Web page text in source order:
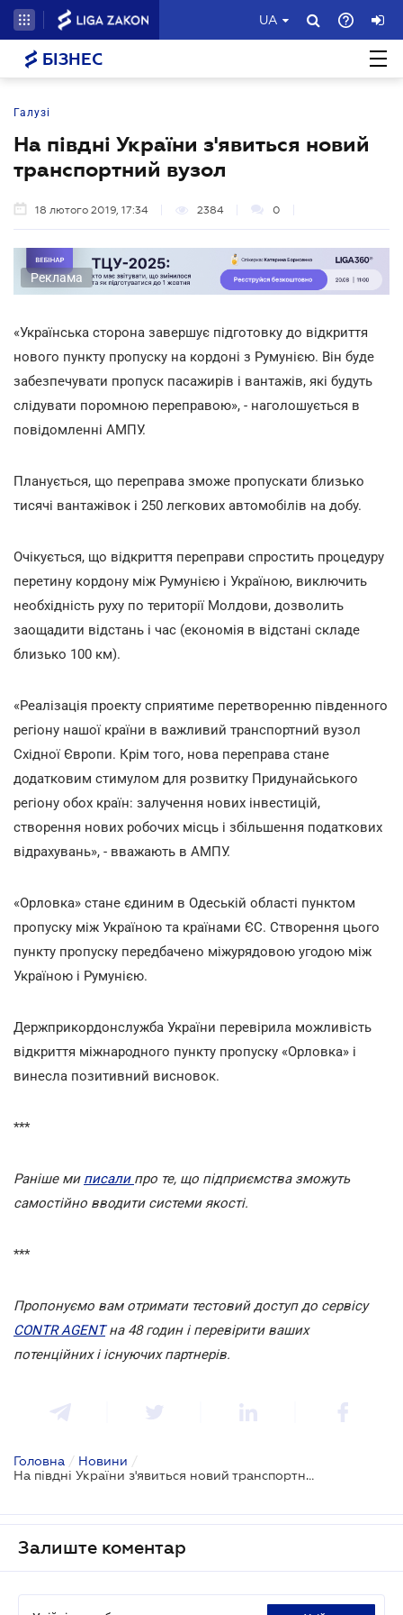
UA
БІЗНЕС
Галузі
На півдні України з'явиться новий
транспортний вузол
18 лютого 2019, 17:34 2384 0
Реклама
«Українська сторона завершує підготовку до відкриття
нового пункту пропуску на кордоні з Румунією. Він буде
забезпечувати пропуск пасажирів і вантажів, які будуть
слідувати поромною переправою», - наголошується в
повідомленні АМПУ.
Планується, що переправа зможе пропускати близько
тисячі вантажівок і 250 легкових автомобілів на добу.
Очікується, що відкриття переправи спростить процедуру
перетину кордону між Румунією і Україною, виключить
необхідність руху по території Молдови, дозволить
заощадити відстань і час (економія в відстані складе
близько 100 км).
«Реалізація проекту сприятиме перетворенню південного
регіону нашої країни в важливий транспортний вузол
Східної Європи. Крім того, нова переправа стане
додатковим стимулом для розвитку Придунайського
регіону обох країн: залучення нових інвестицій,
створення нових робочих місць і збільшення податкових
відрахувань», - вважають в АМПУ.
«Орловка» стане єдиним в Одеській області пунктом
пропуску між Україною та країнами ЄС. Створення цього
пункту пропуску передбачено міжурядовою угодою між
Україною і Румунією.
Держприкордонслужба України перевірила можливість
відкриття міжнародного пункту пропуску «Орловка» і
винесла позитивний висновок.
***
Раніше ми писали про те, що підприємства зможуть
самостійно вводити системи якості.
***
Пропонуємо вам отримати тестовий доступ до сервісу
CONTR AGENTна 48 годин і перевірити ваших
потенційних і існуючих партнерів.
Головна / Новини /
На півдні України з'явиться новий транспортний вузол
Залиште коментар